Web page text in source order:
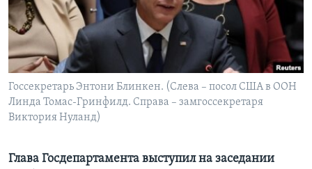
Learning English
СОЦИАЛЬНЫЕ СЕТИ
Языки
Госсекретарь Энтони Блинкен. (Слева – посол США в ООН
Линда Томас-Гринфилд. Справа – замгоссекретаря
Виктория Нуланд)
Глава Госдепартамента выступил на заседании